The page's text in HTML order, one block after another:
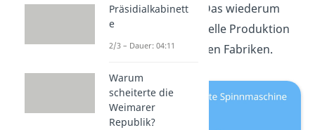
Baumwollindustrie. Das wiederum
ermöglichte die schnelle Produktion
von Kleidung in großen Fabriken.
Präsidialkabinett
e
2/3 – Dauer: 04:11
Warum
scheiterte die
Weimarer
Republik?